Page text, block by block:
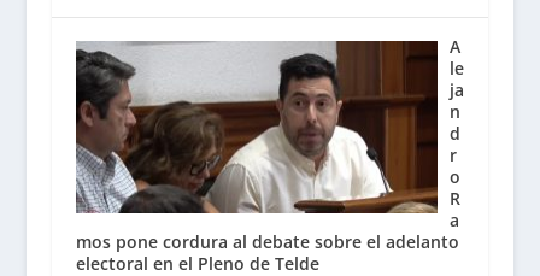
A
le
ja
n
d
r
o
R
a
mos pone cordura al debate sobre el adelanto
electoral en el Pleno de Telde